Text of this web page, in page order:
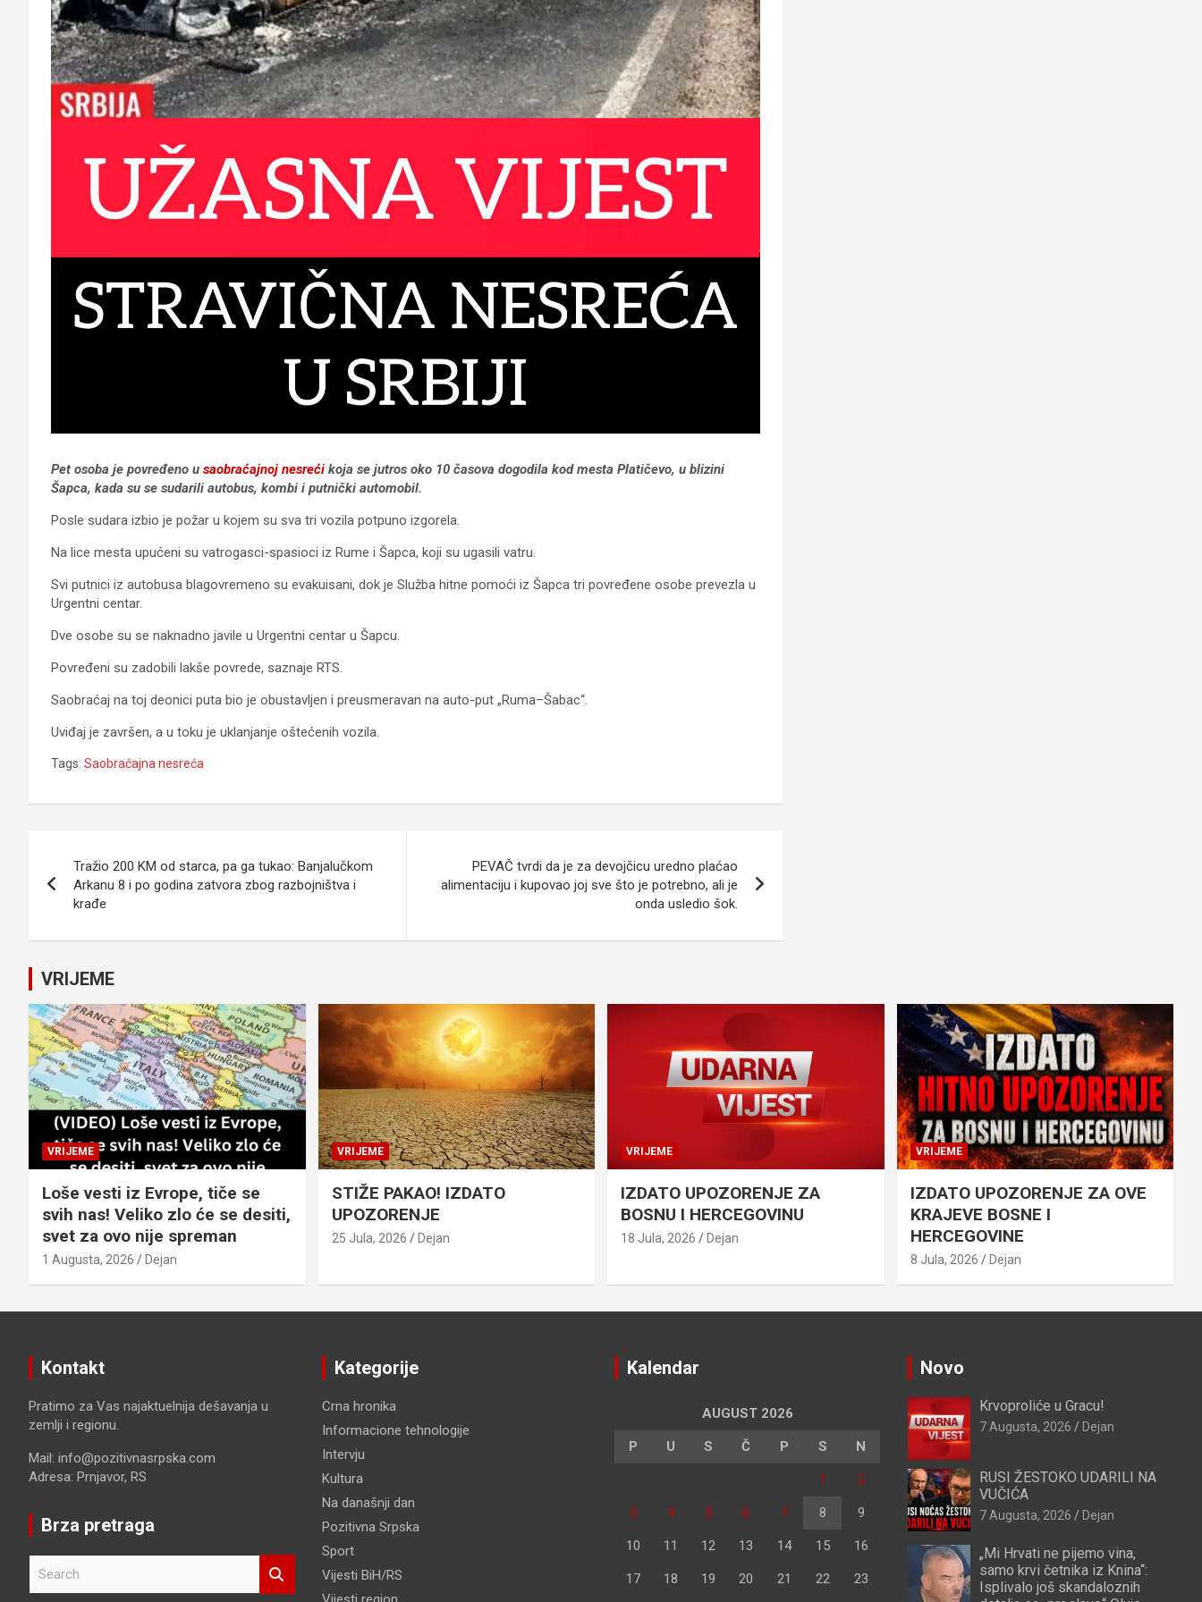
Pet osoba je povređeno u saobraćajnoj nesreći koja se jutros oko 10 časova dogodila kod mesta Platičevo, u blizini
Šapca, kada su se sudarili autobus, kombi i putnički automobil.
Posle sudara izbio je požar u kojem su sva tri vozila potpuno izgorela.
Na lice mesta upućeni su vatrogasci-spasioci iz Rume i Šapca, koji su ugasili vatru.
Svi putnici iz autobusa blagovremeno su evakuisani, dok je Služba hitne pomoći iz Šapca tri povređene osobe prevezla u
Urgentni centar.
Dve osobe su se naknadno javile u Urgentni centar u Šapcu.
Povređeni su zadobili lakše povrede, saznaje RTS.
Saobraćaj na toj deonici puta bio je obustavljen i preusmeravan na auto-put „Ruma–Šabac“.
Uviđaj je završen, a u toku je uklanjanje oštećenih vozila.
Tags: Saobraćajna nesreća
članaka
Tražio 200 KM od starca, pa ga tukao: Banjalučkom
Arkanu 8 i po godina zatvora zbog razbojništva i
krađe
PEVAČ tvrdi da je za devojčicu uredno plaćao
alimentaciju i kupovao joj sve što je potrebno, ali je
onda usledio šok.
VRIJEME
VRIJEME
Loše vesti iz Evrope, tiče se
svih nas! Veliko zlo će se desiti,
svet za ovo nije spreman
1 Augusta, 2026 Dejan
VRIJEME
STIŽE PAKAO! IZDATO
UPOZORENJE
25 Jula, 2026 Dejan
VRIJEME
IZDATO UPOZORENJE ZA
BOSNU I HERCEGOVINU
18 Jula, 2026 Dejan
VRIJEME
IZDATO UPOZORENJE ZA OVE
KRAJEVE BOSNE I
HERCEGOVINE
8 Jula, 2026 Dejan
Kontakt
Pratimo za Vas najaktuelnija dešavanja u
zemlji i regionu.
Mail: info@pozitivnasrpska.com
Adresa: Prnjavor, RS
Brza pretraga
Kategorije
Crna hronika
Informacione tehnologije
Intervju
Kultura
Na današnji dan
Pozitivna Srpska
Sport
Vijesti BiH/RS
Kalendar
AUGUST 2026
P U S Č P S N
1 2
3 4 5 6 7 8 9
10 11 12 13 14 15 16
17 18 19 20 21 22 23
Novo
Krvoproliće u Gracu!
7 Augusta, 2026 Dejan
RUSI ŽESTOKO UDARILI NA
VUČIĆA
7 Augusta, 2026 Dejan
„Mi Hrvati ne pijemo vina,
samo krvi četnika iz Knina“:
Isplivalo još skandaloznih